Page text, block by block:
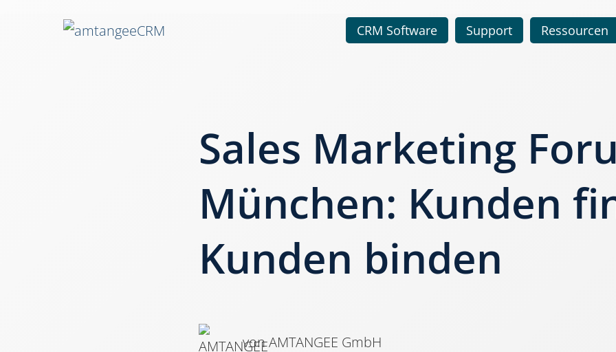
CRM Software Support Ressourcen
Sales Marketing
München: Kunden
Kunden binden
von AMTANGEE GmbH